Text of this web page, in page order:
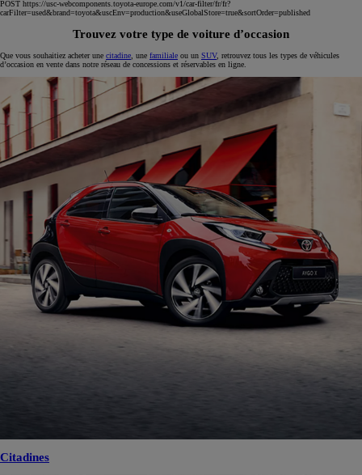
POST https://usc-webcomponents.toyota-europe.com/v1/car-filter/fr/fr?
carFilter=used&brand=toyota&uscEnv=production&useGlobalStore=true&sortOrder=published
Trouvez votre type de voiture d’occasion
Que vous souhaitiez acheter une citadine , une familiale ou un SUV, retrouvez tous les types de véhicules
d’occasion en vente dans notre réseau de concessions et réservables en ligne.
Citadines